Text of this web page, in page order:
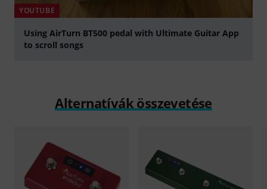
YOUTUBE
Using AirTurn BT500 pedal with Ultimate Guitar App
to scroll songs
Alternatívák összevetése